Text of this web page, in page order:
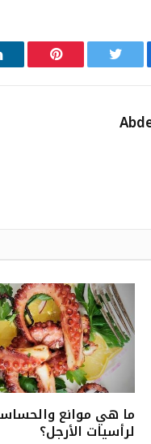
Pinterest
ما هي موانع
لرأسيات الأرجل؟